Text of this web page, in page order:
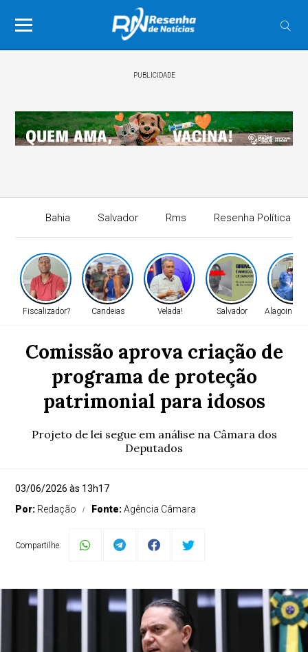
PUBLICIDADE
Bahia Salvador Rms Resenha Política
Fiscalizador? Candeias Velada! Salvador Alagoinhas
Comissão aprova criação de
programa de proteção
patrimonial para idosos
Projeto de lei segue em análise na Câmara dos
Deputados
03/06/2026 às 13h17
Por: Redação Fonte:Agência Câmara
Compartilhe: